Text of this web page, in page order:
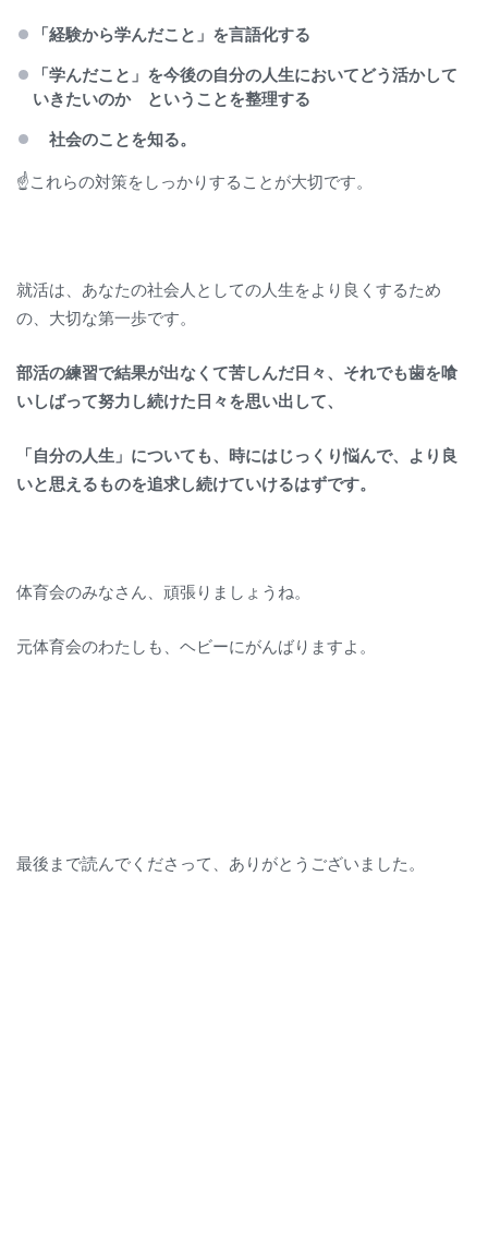
「経験から学んだこと」を言語化する
「学んだこと」を今後の自分の人生においてどう活かして
いきたいのか ということを整理する
社会のことを知る。
☝これらの対策をしっかりすることが大切です。
就活は、あなたの社会人としての人生をより良くするため
の、大切な第一歩です。
部活の練習で結果が出なくて苦しんだ日々、それでも歯を喰
いしばって努力し続けた日々を思い出して、
「自分の人生」についても、時にはじっくり悩んで、より良
いと思えるものを追求し続けていけるはずです。
体育会のみなさん、頑張りましょうね。
元体育会のわたしも、ヘビーにがんばりますよ。
最後まで読んでくださって、ありがとうございました。